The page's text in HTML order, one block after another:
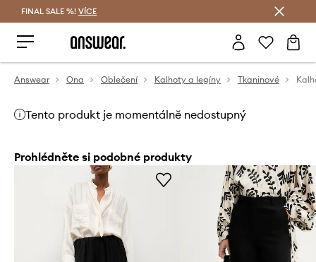
FINAL SALE %! VÍCE
Answear Ona Oblečení Kalhoty a legíny Tkaninové
Tento produkt je momentálně nedostupný
Prohlédněte si podobné produkty